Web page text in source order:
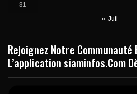
31
« Juil
Rejoignez Notre
L’application siaminfos.Com